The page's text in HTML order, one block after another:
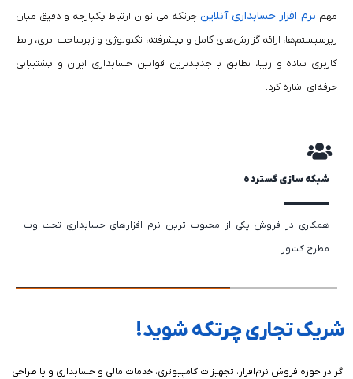
مهم نرم افزار حسابداری آنلاین چرتکه می توان ارتباط یکپارچه و دقیق میان
زیرسیستم‌ها، ارائه گزارش‌های کامل و پیشرفته، تکنولوژی و زیرساخت ابری، رابط
کاربری ساده و زیبا، تطابق با جدیدترین قوانین حسابداری ایران و پشتیبانی
حرفه‌ای اشاره کرد.
شبکه سازی گسترده
همکاری در فروش یکی از محبوب ترین نرم افزار‎های حسابداری تحت وب
مطرح کشور
شریک تجاری چرتکه شوید!
اگر در حوزه فروش نرم‌افزار، تجهیزات کامپیوتری، خدمات مالی و حسابداری و یا طراحی